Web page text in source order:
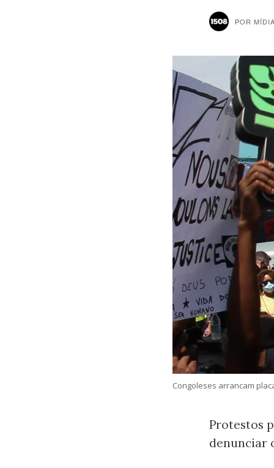
POR
Congoleses arrancam
Protestos
denunciar